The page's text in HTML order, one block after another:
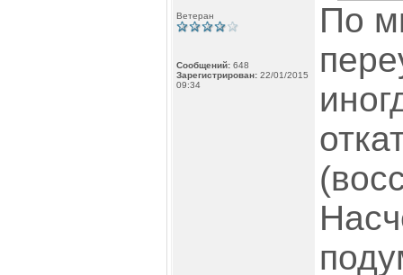
Ветеран
Сообщений: 648
Зарегистрирован: 22/01/2015
09:34
По